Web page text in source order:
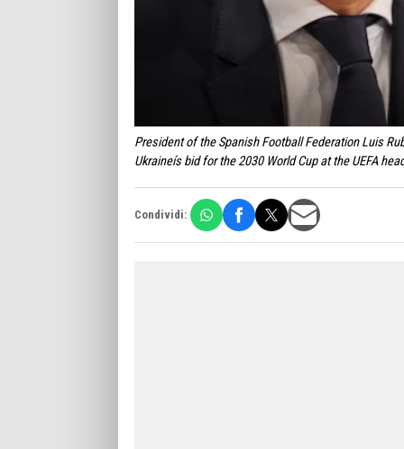
President of the Spanish Football Federation Luis
Ukraineís bid for the 2030 World Cup at the UEFA
Condividi: